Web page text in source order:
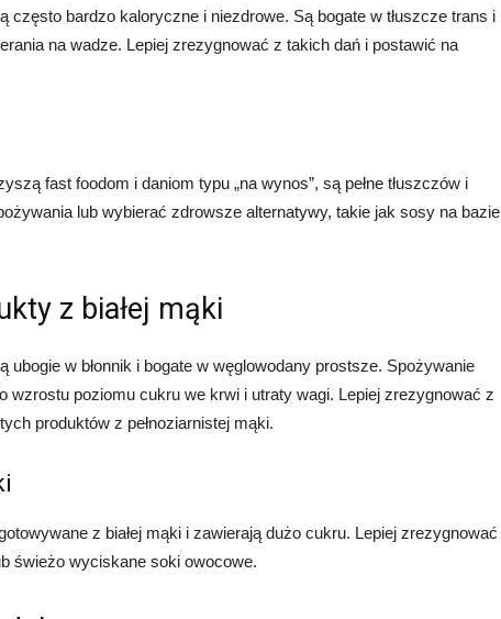
często bardzo kaloryczne i niezdrowe. Są bogate w tłuszcze trans i
na wadze. Lepiej zrezygnować z takich dań i postawić na
fast foodom i daniom typu „na wynos”, są pełne tłuszczów i
lub wybierać zdrowsze alternatywy, takie jak sosy na bazie
z białej mąki
ubogie w błonnik i bogate w węglowodany prostsze. Spożywanie
wzrostu poziomu cukru we krwi i utraty wagi. Lepiej zrezygnować z
produktów z pełnoziarnistej mąki.
z białej mąki i zawierają dużo cukru. Lepiej zrezygnować
świeżo wyciskane soki owocowe.